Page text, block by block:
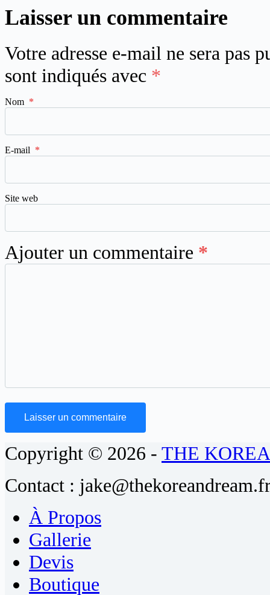
Laisser un commentaire
Votre adresse e-mail ne sera pas
sont indiqués avec *
Nom *
E-mail *
Site web
Ajouter un commentaire *
Laisser un commentaire
Copyright © 2026 - THE
Contact :
À Propos
Gallerie
Devis
Boutique